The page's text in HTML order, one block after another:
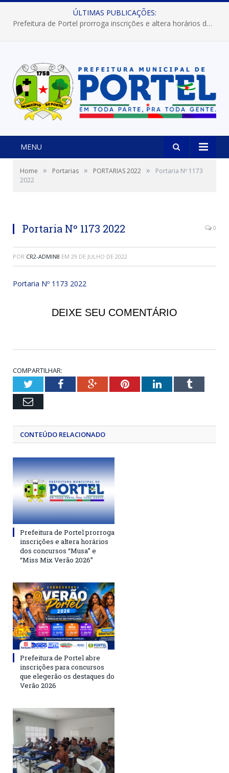
ÚLTIMAS PUBLICAÇÕES:
Prefeitura de Portel prorroga inscrições e altera horários dos concursos “Musa” e “Miss Mix Verão 2026”
MENU
Home » Portarias » PORTARIAS 2022 »
Portaria Nº 1173
2022
Portaria Nº 1173 2022 0
POR CR2-ADMIN8 EM 29 DE JULHO DE 2022
Portaria Nº 1173 2022
DEIXE SEU COMENTÁRIO
COMPARTILHAR:
TwitterFacebookGoogle+PinterestLinkedInTumblr
Email
CONTEÚDO RELACIONADO
Prefeitura de Portel prorroga
inscrições e altera horários
dos concursos “Musa” e
“Miss Mix Verão 2026”
Prefeitura de Portel abre
inscrições para concursos
que elegerão os destaques do
Verão 2026